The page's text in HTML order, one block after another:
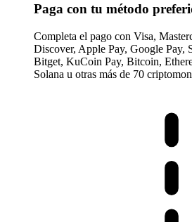
Paga con tu método
Completa el pago con Visa,
Discover, Apple Pay, Google Pay,
Bitget, KuCoin Pay, Bitcoin,
Solana u otras más de 70